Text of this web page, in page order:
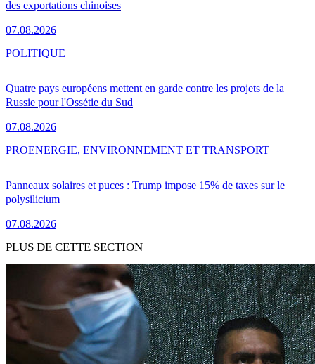
des exportations chinoises
07.08.2026
Quatre pays européens mettent en garde contre les projets de la
Russie pour l'Ossétie du Sud
07.08.2026
POLITIQUE
Panneaux solaires et puces : Trump impose 15% de taxes sur le
polysilicium
07.08.2026
PROENERGIE, ENVIRONNEMENT ET TRANSPORT
PLUS DE CETTE SECTION